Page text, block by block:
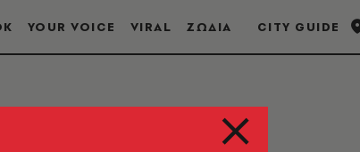
YOUR VOICE VIRAL ΖΩΔΙΑ CITY GUIDE